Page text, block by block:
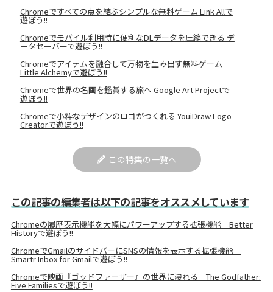
Chromeですべての点を結ぶシンプルな無料ゲーム Link Allで
遊ぼう!!
Chromeでモバイル利用時に便利なDLデータを圧縮できる デ
ータセーバーで遊ぼう!!
Chromeでアイテムを融合して万物を生み出す無料ゲーム
Little Alchemyで遊ぼう!!
Chromeで世界の名画を鑑賞する旅へ Google Art Projectで
遊ぼう!!
Chromeで小粋なデザインのロゴがつくれる YouiDraw Logo
Creatorで遊ぼう!!
この特集の一覧へ
この記事の編集者は以下の記事をオススメしています
Chromeの履歴表示機能を大幅にパワーアップする拡張機能 Better
Historyで遊ぼう!!
ChromeでGmailのサイドバーにSNSの情報を表示する拡張機能
Smartr Inbox for Gmailで遊ぼう!!
Chromeで映画『ゴッドファーザー』の世界に浸れる The Godfather:
Five Familiesで遊ぼう!!